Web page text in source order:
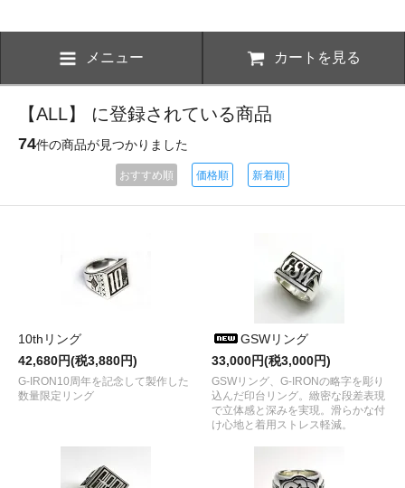
メニュー カートを見る
【ALL】 に登録されている商品
74件の商品が見つかりました
おすすめ順 価格順 新着順
10thリング
42,680円(税3,880円)
G-IRON10周年を記念して製作した
数量限定リング
GSWリング
33,000円(税3,000円)
GSWリング、G-IRONの略字を彫り
込んだ印台リング。緻密な段差表現
で立体感と深みを実現。滑らかな付
け心地と着用ストレス軽減。